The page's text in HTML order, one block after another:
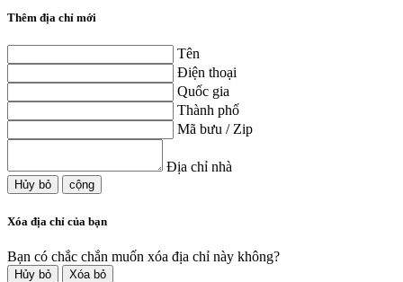
Thêm địa chỉ mới
Tên
Điện thoại
Quốc gia
Thành phố
Mã bưu / Zip
Địa chỉ nhà
Hủy bỏ cộng
Xóa địa chỉ của bạn
Bạn có chắc chắn muốn xóa địa chỉ này không?
Hủy bỏ Xóa bỏ